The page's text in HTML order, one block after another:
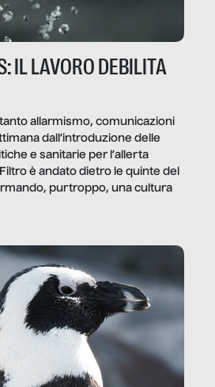
IL LAVORO DEBILITA
allarmismo, comunicazioni
dall’introduzione delle
e sanitarie per l’allerta
è andato dietro le quinte del
purtroppo, una cultura